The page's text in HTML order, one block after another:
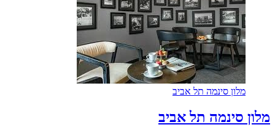
מלון סינמה תל אביב
מלון סינמה תל אביב